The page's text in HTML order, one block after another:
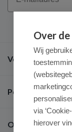
Veel gestelde
Populaire
Over ons
Over
Wij
via
hierover